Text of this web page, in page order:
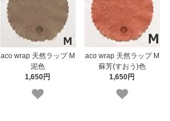
aco wrap 天然ラップ M
泥色
1,650円
aco wrap 天然ラップ M
蘇芳(すおう)色
1,650円